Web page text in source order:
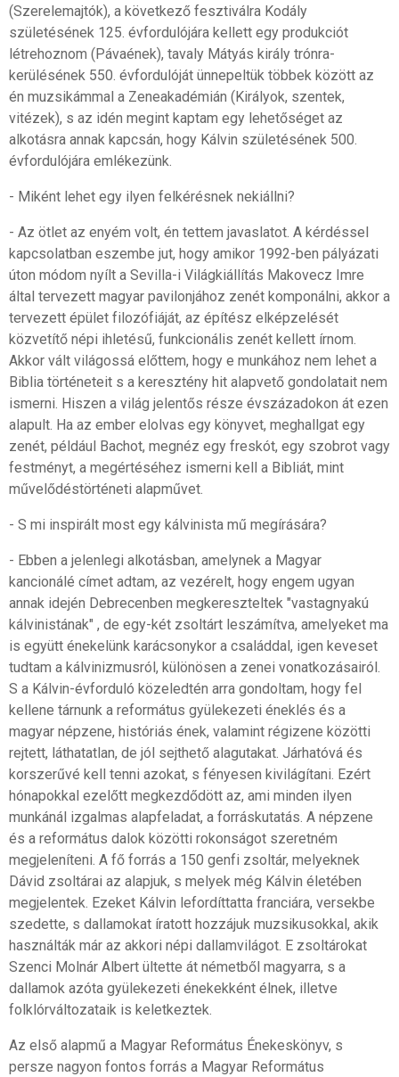
(Szerelemajtók), a következő fesztiválra Kodály
születésének 125. évfordulójára kellett egy produkciót
létrehoznom (Pávaének), tavaly Mátyás király trónra-
kerülésének 550. évfordulóját ünnepeltük többek között az
én muzsikámmal a Zeneakadémián (Királyok, szentek,
vitézek), s az idén megint kaptam egy lehetőséget az
alkotásra annak kapcsán, hogy Kálvin születésének 500.
évfordulójára emlékezünk.
- Miként lehet egy ilyen felkérésnek nekiállni?
- Az ötlet az enyém volt, én tettem javaslatot. A kérdéssel
kapcsolatban eszembe jut, hogy amikor 1992-ben pályázati
úton módom nyílt a Sevilla-i Világkiállítás Makovecz Imre
által tervezett magyar pavilonjához zenét komponálni, akkor a
tervezett épület filozófiáját, az építész elképzelését
közvetítő népi ihletésű, funkcionális zenét kellett írnom.
Akkor vált világossá előttem, hogy e munkához nem lehet a
Biblia történeteit s a keresztény hit alapvető gondolatait nem
ismerni. Hiszen a világ jelentős része évszázadokon át ezen
alapult. Ha az ember elolvas egy könyvet, meghallgat egy
zenét, például Bachot, megnéz egy freskót, egy szobrot vagy
festményt, a megértéséhez ismerni kell a Bibliát, mint
művelődéstörténeti alapművet.
- S mi inspirált most egy kálvinista mű megírására?
- Ebben a jelenlegi alkotásban, amelynek a Magyar
kancionálé címet adtam, az vezérelt, hogy engem ugyan
annak idején Debrecenben megkereszteltek "vastagnyakú
kálvinistának" , de egy-két zsoltárt leszámítva, amelyeket ma
is együtt énekelünk karácsonykor a családdal, igen keveset
tudtam a kálvinizmusról, különösen a zenei vonatkozásairól.
S a Kálvin-évforduló közeledtén arra gondoltam, hogy fel
kellene tárnunk a református gyülekezeti éneklés és a
magyar népzene, históriás ének, valamint régizene közötti
rejtett, láthatatlan, de jól sejthető alagutakat. Járhatóvá és
korszerűvé kell tenni azokat, s fényesen kivilágítani. Ezért
hónapokkal ezelőtt megkezdődött az, ami minden ilyen
munkánál izgalmas alapfeladat, a forráskutatás. A népzene
és a református dalok közötti rokonságot szeretném
megjeleníteni. A fő forrás a 150 genfi zsoltár, melyeknek
Dávid zsoltárai az alapjuk, s melyek még Kálvin életében
megjelentek. Ezeket Kálvin lefordíttatta franciára, versekbe
szedette, s dallamokat íratott hozzájuk muzsikusokkal, akik
használták már az akkori népi dallamvilágot. E zsoltárokat
Szenci Molnár Albert ültette át németből magyarra, s a
dallamok azóta gyülekezeti énekekként élnek, illetve
folklórváltozataik is keletkeztek.
Az első alapmű a Magyar Református Énekeskönyv, s
persze nagyon fontos forrás a Magyar Református